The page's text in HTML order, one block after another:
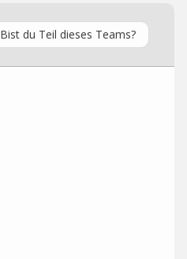
Bist du Teil dieses Teams?